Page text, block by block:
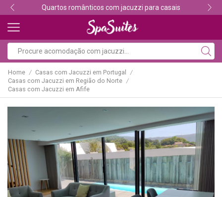
Quartos românticos com jacuzzi para casais
Home / Casas com Jacuzzi em Portugal /
Casas com Jacuzzi em Região do Norte /
Casas com Jacuzzi em Afife